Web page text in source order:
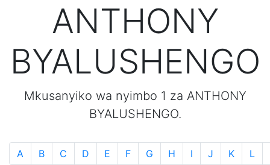
ANTHONY
BYALUSHENGO
Mkusanyiko wa nyimbo 1 za ANTHONY
BYALUSHENGO.
A B C D E F G H I J K L